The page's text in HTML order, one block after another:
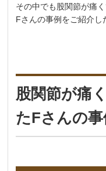
その中でも股関節が痛
Fさんの事例をご紹介し
股関節が痛
たFさんの事